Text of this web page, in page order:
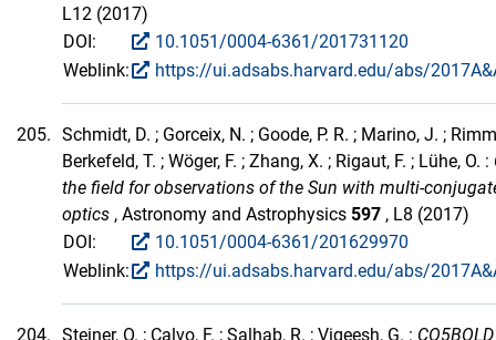
L12 (2017)
DOI:
10.1051/0004-6361/201731120
Weblink:
https://ui.adsabs.harvard.edu/abs/
205. Schmidt, D. ; Gorceix, N. ; Goode, P. R. ; Marino, J. ;
Berkefeld, T. ; Wöger, F. ; Zhang, X. ; Rigaut, F. ; Lühe, O. :
the field for observations of the Sun with multi-
optics , Astronomy and Astrophysics 597 , L8 (2017)
DOI:
10.1051/0004-6361/201629970
Weblink:
https://ui.adsabs.harvard.edu/abs/
204. Steiner, O. ; Calvo, F. ; Salhab, R. ; Vigeesh, G. :